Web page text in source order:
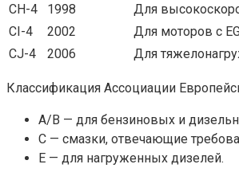
CH-4
1998
Для
CI-4
2002
Для моторов с
CJ-4
2006 Для
Классификация Ассоциации
А/В — для бензиновых и
С — смазки, отвечающие
Е — для нагруженных дизелей.